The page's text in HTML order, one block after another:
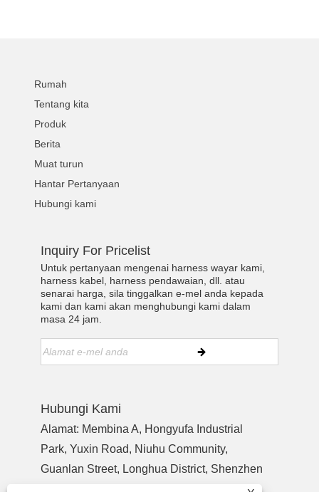
Rumah
Tentang kita
Produk
Berita
Muat turun
Hantar Pertanyaan
Hubungi kami
Inquiry For Pricelist
Untuk pertanyaan mengenai harness wayar kami,
harness kabel, harness pendawaian, dll. atau
senarai harga, sila tinggalkan e-mel anda kepada
kami dan kami akan menghubungi kami dalam
masa 24 jam.
Hubungi Kami
Alamat: Membina A, Hongyufa Industrial
Park, Yuxin Road, Niuhu Community,
Guanlan Street, Longhua District, Shenzhen